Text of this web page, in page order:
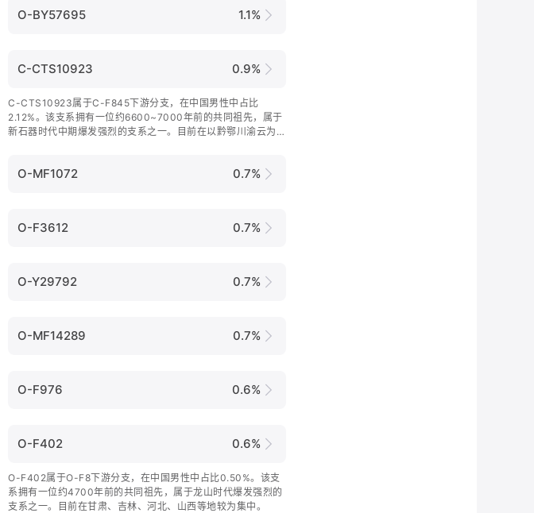
O-BY57695 1.1%
C-CTS10923 0.9%
C-CTS10923属于C-F845下游分支，在中国男性中占比
2.12%。该支系拥有一位约6600~7000年前的共同祖先，属于
新石器时代中期爆发强烈的支系之一。目前在以黔鄂川渝云为代
O-MF1072 0.7%
O-F3612 0.7%
O-Y29792 0.7%
O-MF14289 0.7%
O-F976 0.6%
O-F402 0.6%
O-F402属于O-F8下游分支，在中国男性中占比0.50%。该支
系拥有一位约4700年前的共同祖先，属于龙山时代爆发强烈的
支系之一。目前在甘肃、吉林、河北、山西等地较为集中。